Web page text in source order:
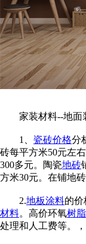
家装材料--地面
1、 瓷砖价格分
砖每平方米50元左
300多元。陶瓷地砖
方米30元。在铺地
2.地板涂料的价
材料。高价环氧树脂
处理和人工费等。